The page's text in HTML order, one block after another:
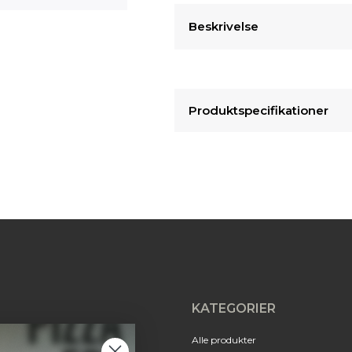
Beskrivelse
Produktspecifikationer
KATEGORIER
Alle produkter